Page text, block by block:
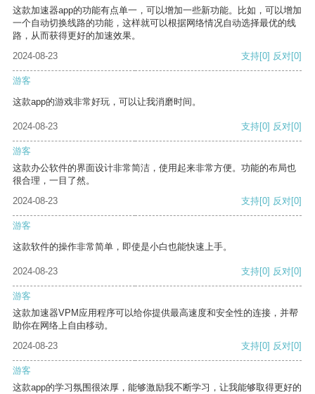
这款加速器app的功能有点单一，可以增加一些新功能。比如，可以增加
一个自动切换线路的功能，这样就可以根据网络情况自动选择最优的线
路，从而获得更好的加速效果。
2024-08-23
支持[0] 反对[0]
游客
这款app的游戏非常好玩，可以让我消磨时间。
2024-08-23 支持[0] 反对[0]
游客
这款办公软件的界面设计非常简洁，使用起来非常方便。功能的布局也
很合理，一目了然。
2024-08-23
支持[0] 反对[0]
游客
这款软件的操作非常简单，即使是小白也能快速上手。
2024-08-23 支持[0] 反对[0]
游客
这款加速器VPM应用程序可以给你提供最高速度和安全性的连接，并帮
助你在网络上自由移动。
2024-08-23
支持[0] 反对[0]
游客
这款app的学习氛围很浓厚，能够激励我不断学习，让我能够取得更好的